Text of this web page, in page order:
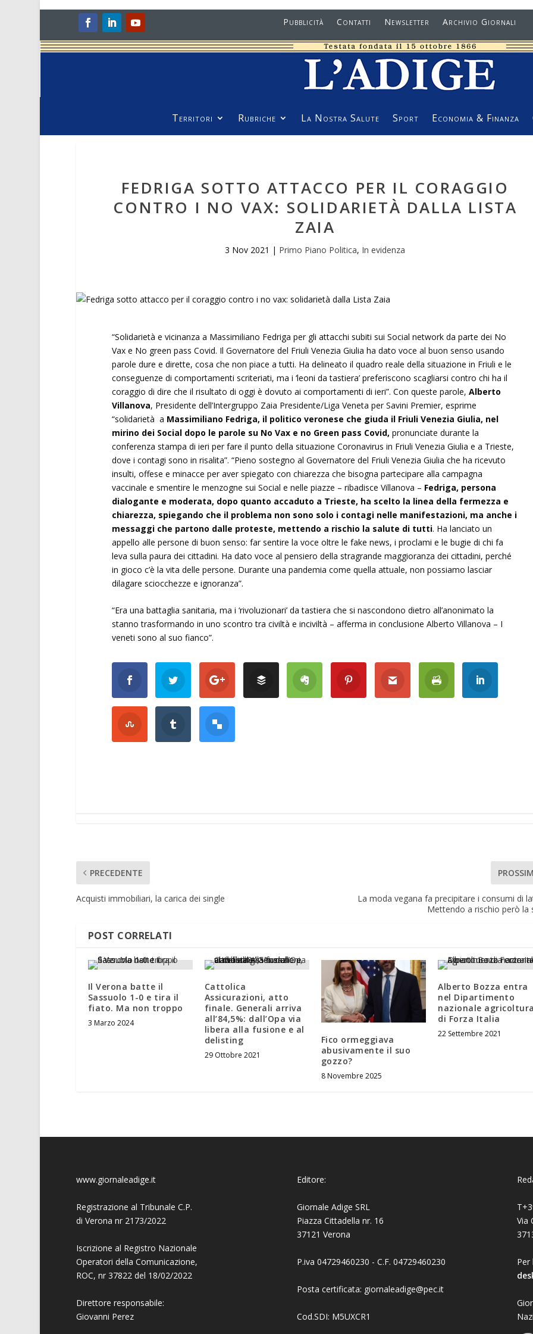
Pubblicità Contatti Newsletter Archivio Giornali
Territori Rubriche La Nostra Salute Sport Economia & Finanza
FEDRIGA SOTTO ATTACCO PER IL CORAGGIO
CONTRO I NO VAX: SOLIDARIETÀ DALLA LISTA
ZAIA
3 Nov 2021 | Primo Piano Politica, In evidenza
“Solidarietà e vicinanza a Massimiliano Fedriga per gli attacchi subiti sui Social network da parte dei No
Vax e No green pass Covid. Il Governatore del Friuli Venezia Giulia ha dato voce al buon senso usando
parole dure e dirette, cosa che non piace a tutti. Ha delineato il quadro reale della situazione in Friuli e le
conseguenze di comportamenti scriteriati, ma i ‘leoni da tastiera’ preferiscono scagliarsi contro chi ha il
coraggio di dire che il risultato di oggi è dovuto ai comportamenti di ieri”. Con queste parole, Alberto
Villanova, Presidente dell’Intergruppo Zaia Presidente/Liga Veneta per Savini Premier, esprime
“solidarietà a Massimiliano Fedriga, il politico veronese che giuda il Friuli Venezia Giulia, nel
mirino dei Social dopo le parole su No Vax e no Green pass Covid, pronunciate durante la
conferenza stampa di ieri per fare il punto della situazione Coronavirus in Friuli Venezia Giulia e a Trieste,
dove i contagi sono in risalita”. “Pieno sostegno al Governatore del Friuli Venezia Giulia che ha ricevuto
insulti, offese e minacce per aver spiegato con chiarezza che bisogna partecipare alla campagna
vaccinale e smentire le menzogne sui Social e nelle piazze – ribadisce Villanova – Fedriga, persona
dialogante e moderata, dopo quanto accaduto a Trieste, ha scelto la linea della fermezza e
chiarezza, spiegando che il problema non sono solo i contagi nelle manifestazioni, ma anche i
messaggi che partono dalle proteste, mettendo a rischio la salute di tutti. Ha lanciato un
appello alle persone di buon senso: far sentire la voce oltre le fake news, i proclami e le bugie di chi fa
leva sulla paura dei cittadini. Ha dato voce al pensiero della stragrande maggioranza dei cittadini, perché
in gioco c’è la vita delle persone. Durante una pandemia come quella attuale, non possiamo lasciar
dilagare sciocchezze e ignoranza”.
“Era una battaglia sanitaria, ma i ‘rivoluzionari’ da tastiera che si nascondono dietro all’anonimato la
stanno trasformando in uno scontro tra civiltà e inciviltà – afferma in conclusione Alberto Villanova – I
veneti sono al suo fianco”.
PRECEDENTE
Acquisti immobiliari, la carica dei single
La moda vegana fa precipitare i consumi di
Mettendo a rischio però la
POST CORRELATI
Il Verona batte il
Sassuolo 1-0 e tira il
fiato. Ma non troppo
3 Marzo 2024
Cattolica
Assicurazioni, atto
finale. Generali arriva
all’84,5%: dall’Opa via
libera alla fusione e al
delisting
29 Ottobre 2021
Fico ormeggiava
abusivamente il suo
gozzo?
8 Novembre 2025
Alberto Bozza entra
nel Dipartimento
nazionale agricoltura
di Forza Italia
22 Settembre 2021
www.giornaleadige.it
Registrazione al Tribunale C.P.
di Verona nr 2173/2022
Iscrizione al Registro Nazionale
Operatori della Comunicazione,
ROC, nr 37822 del 18/02/2022
Direttore responsabile:
Giovanni Perez
Editore:
Giornale Adige SRL
Piazza Cittadella nr. 16
37121 Verona
P.iva 04729460230 - C.F. 04729460230
Posta certificata: giornaleadige@pec.it
Cod.SDI: M5UXCR1
Via
Per